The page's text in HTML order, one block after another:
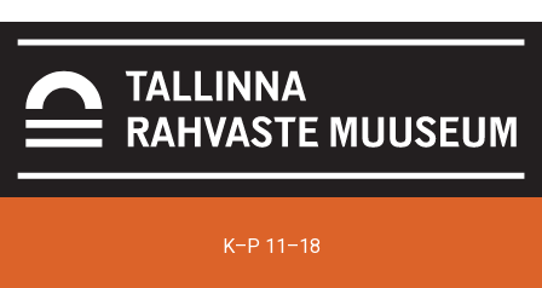
K–P 11–18